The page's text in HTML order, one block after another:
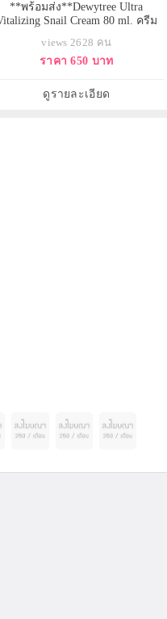
**พร้อมส่ง**Dewytree Ultra
Snail Cream 80 ml. ครีม
จนและอิลาสติน ช่วยบำรุงฟื้นฟูผิว
ถูกทำลายจากมลภาวะสิ่งแวดล้อม
ลี่ยนเซลล์ผิวเก่า ให้กระชับ เต่งตึง
รอยสิวตื้นขึ้น รูขุมขนเล็กล
views 2628 คน
ราคา 650 บาท
ดูรายละเอียด